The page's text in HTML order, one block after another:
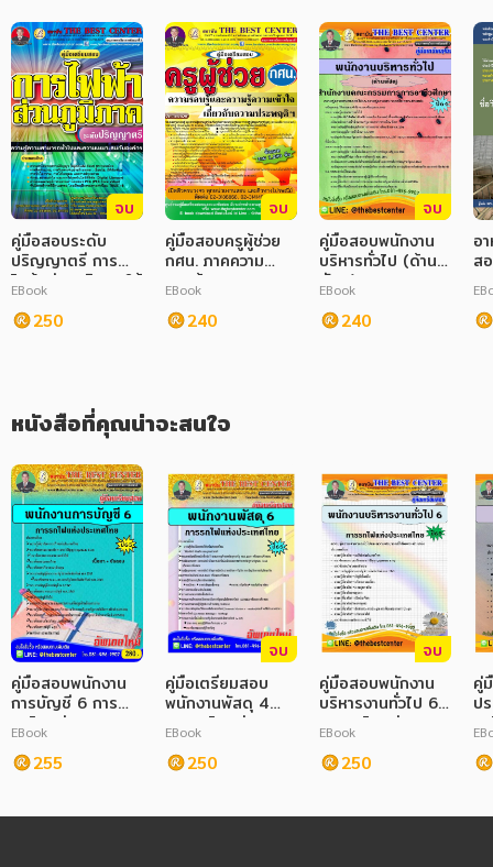
ความรู้ทั่วไป
การ์ตูนความรู้ การ์ตูน
การ์ตูนมังงะ (Manga)
จบ
คู่มือสอบระดับ
ปริญญาตรี การ
ไฟฟ้าส่วนภูมิภาค ใช้
สอบทุกตำแหน่ง
EBook
250
จบ
คู่มือสอบครูผู้ช่วย
กศน. ภาคความ
รอบรู้และความ
ประพฤติวิชาชีพครู
EBook
240
จบ
คู่มือสอบพนักงาน
บริหารทั่วไป (ด้าน
พัสดุ) สนง.คณะ
กรรมการการ
อาชีวศึกษา
EBook
240
อ
ส
หนังสือที่คุณน่าจะสนใจ
คู่มือสอบพนักงาน
การบัญชี 6 การ
รถไฟแห่ง
ประเทศไทย
EBook
255
จบ
คู่มือเตรียมสอบ
พนักงานพัสดุ 4
การรถไฟแห่ง
ประเทศไทย
EBook
250
จบ
คู่มือสอบพนักงาน
บริหารงานทั่วไป 6
การรถไฟแห่ง
ประเทศไทย
EBook
250
คู่
ป
ร
ป